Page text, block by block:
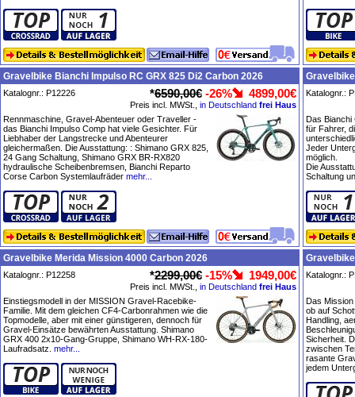
Gravelbike Bianchi Impulso RC GRX 825 Di2 Carbon 2026
Katalognr.: P12226 *6590,00€ -26% 4899,00€
Preis incl. MWSt., in Deutschland frei Haus
Rennmaschine, Gravel-Abenteuer oder Traveller -
das Bianchi Impulso Comp hat viele Gesichter. Für
Liebhaber der Langstrecke und Abenteurer
gleichermaßen. Die Ausstattung: : Shimano GRX 825,
24 Gang Schaltung, Shimano GRX BR-RX820
hydraulische Scheibenbremsen, Bianchi Reparto
Corse Carbon Systemlaufräder mehr...
Katalognr.:
Das Bianchi
für Fahrer,
Jeder
möglich.
Die
Schaltung
Gravelbike Merida Mission 4000 Carbon 2026
Katalognr.: P12258 *2299,00€ -15% 1949,00€
Preis incl. MWSt., in Deutschland frei Haus
Einstiegsmodell in der MISSION Gravel-Racebike-
Familie. Mit dem gleichen CF4-Carbonrahmen wie die
Topmodelle, aber mit einer günstigeren, dennoch für
Gravel-Einsätze bewährten Ausstattung. Shimano
GRX 400 2x10-Gang-Gruppe, Shimano WH-RX-180-
Laufradsatz. mehr...
Katalognr.:
Das
ob auf
Handling,
Sicherheit.
zwischen
rasante
jedem